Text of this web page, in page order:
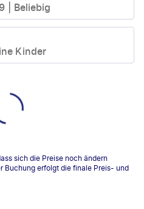
Beliebig
Kinder
sich die Preise noch ändern
Buchung erfolgt die finale Preis- und